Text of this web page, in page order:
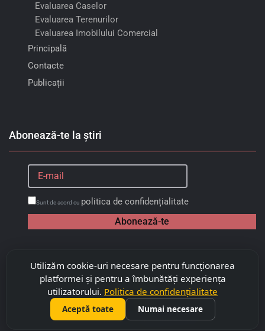
Utilizăm cookie-uri necesare pentru funcționarea
platformei și pentru a îmbunătăți experiența
utilizatorului. Politica de confidențialitate
Aceptă toate Numai necesare
Evaluarea Caselor
Evaluarea Terenurilor
Evaluarea Imobilului Comercial
Principală
Contacte
Publicații
Abonează-te la știri
Sunt de acord cu politica de confidențialitate
Abonează-te
Copyright "Capitalimobil" SRL